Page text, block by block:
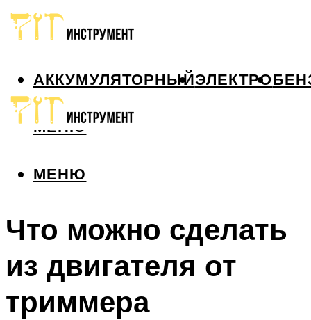
АККУМУЛЯТОРНЫЙЭЛЕКТРО
МЕНЮ
МЕНЮ
Что можно сделать
из двигателя от
триммера